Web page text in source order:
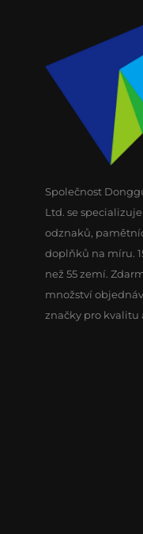
Společnost
Ltd. se
odznaků,
doplňků na míru.
než 55 zemí.
množství
značky pro kvalitu